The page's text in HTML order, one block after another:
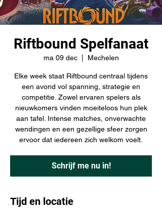
Riftbound Spelfanaat
ma 09 dec
  |
Mechelen
Elke week staat Riftbound centraal tijdens
een avond vol spanning, strategie en
competitie. Zowel ervaren spelers als
nieuwkomers vinden moeiteloos hun plek
aan tafel. Intense matches, onverwachte
wendingen en een gezellige sfeer zorgen
ervoor dat iedereen zich welkom voelt.
Schrijf me nu in!
Tijd en locatie